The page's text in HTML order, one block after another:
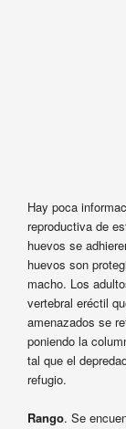
Hay poca
reproductiva de
huevos se
huevos son
macho. Los
vertebral eréctil
amenazados se
poniendo la
tal que el
refugio.
Rango. Se